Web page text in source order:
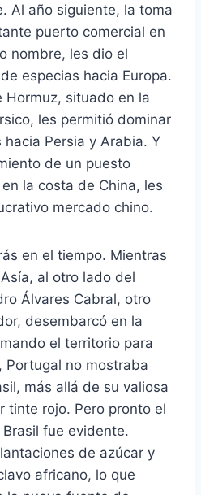
Al año siguiente, la toma
puerto comercial en
nombre, les dio el
especias hacia Europa.
Hormuz, situado en la
les permitió dominar
Persia y Arabia. Y
de un puesto
la costa de China, les
mercado chino.
en el tiempo. Mientras
al otro lado del
Álvares Cabral, otro
desembarcó en la
el territorio para
Portugal no mostraba
más allá de su valiosa
tinte rojo. Pero pronto el
fue evidente.
de azúcar y
africano, lo que